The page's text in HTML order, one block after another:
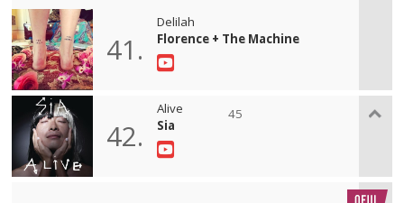
41.
Delilah
Florence + The Machine
45
42.
Alive
Sia